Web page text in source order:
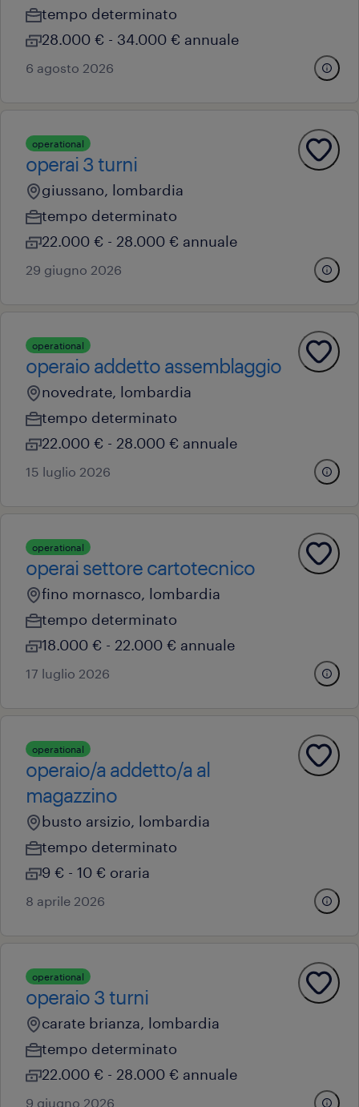
tempo determinato
28.000 € - 34.000 € annuale
6 agosto 2026
operational
operai 3 turni
giussano, lombardia
tempo determinato
22.000 € - 28.000 € annuale
29 giugno 2026
operational
operaio addetto assemblaggio
novedrate, lombardia
tempo determinato
22.000 € - 28.000 € annuale
15 luglio 2026
operational
operai settore cartotecnico
fino mornasco, lombardia
tempo determinato
18.000 € - 22.000 € annuale
17 luglio 2026
operational
operaio/a addetto/a al
magazzino
busto arsizio, lombardia
tempo determinato
9 € - 10 € oraria
8 aprile 2026
operational
operaio 3 turni
carate brianza, lombardia
tempo determinato
22.000 € - 28.000 € annuale
9 giugno 2026